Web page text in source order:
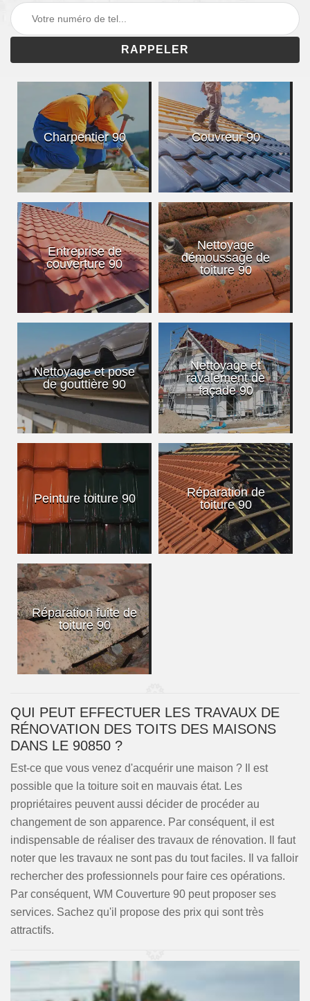
Charpentier 90 Couvreur 90
Entreprise de
couverture 90
Nettoyage
démoussage de
toiture 90
Nettoyage et pose
de gouttière 90
Nettoyage et
ravalement de
façade 90
Peinture toiture 90
Réparation de
toiture 90
Réparation fuite de
toiture 90
QUI PEUT EFFECTUER LES TRAVAUX DE
RÉNOVATION DES TOITS DES MAISONS
DANS LE 90850 ?
Est-ce que vous venez d'acquérir une maison ? Il est
possible que la toiture soit en mauvais état. Les
propriétaires peuvent aussi décider de procéder au
changement de son apparence. Par conséquent, il est
indispensable de réaliser des travaux de rénovation. Il faut
noter que les travaux ne sont pas du tout faciles. Il va falloir
rechercher des professionnels pour faire ces opérations.
Par conséquent, WM Couverture 90 peut proposer ses
services. Sachez qu'il propose des prix qui sont très
attractifs.